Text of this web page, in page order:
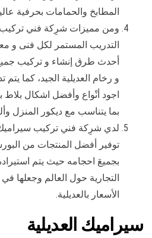
المطابخ والحمامات بحرفية
ومن مميزات شرِكة فني تركيب
التدريب المستمر لكل فنى و
أحدث طرق إنشاء و تركيب
و رخام العديلية الجيد، كما يتم
اجود أنْواع وأفضل اشكال بلاط
بما يتناسب مع ديكور المنزل
لدي شرِكة فني تركيب سيراميك
توفير أفضل المنتجات من
بجميعَ احجامه حيث يتم
التجارية حول العالم وجعلها
الأسعار بالعديلية.
سيراميك العديلية